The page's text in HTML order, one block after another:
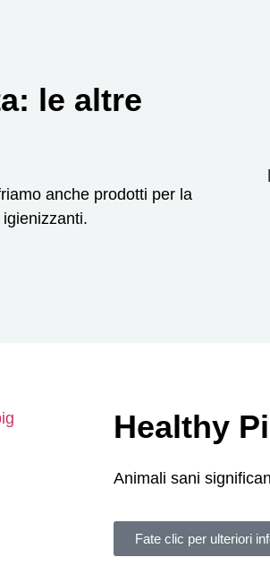
le altre
anche prodotti per la
Healthy
Animali sani
Fate clic per ulteriori